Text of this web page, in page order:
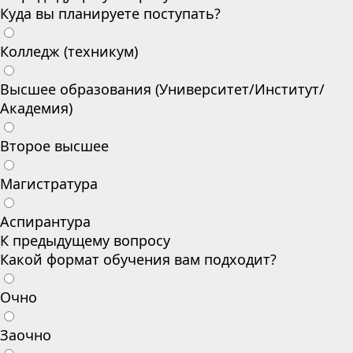
Куда вы планируете поступать?
Колледж (техникум)
Высшее образования (Университет/Институт/
Академия)
Второе высшее
Магистратура
Аспирантура
К предыдущему вопросу
Какой формат обучения вам подходит?
Очно
Заочно